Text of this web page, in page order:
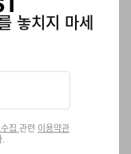
Sport에서 만난
놓치지 마세
집 관련 이용약관